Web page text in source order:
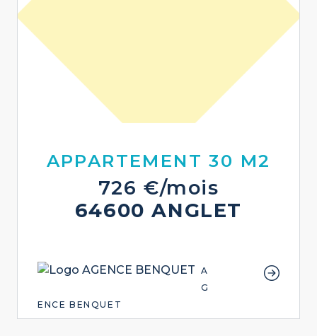
APPARTEMENT 30 M2
726 €/mois
64600 ANGLET
A
G
ENCE BENQUET